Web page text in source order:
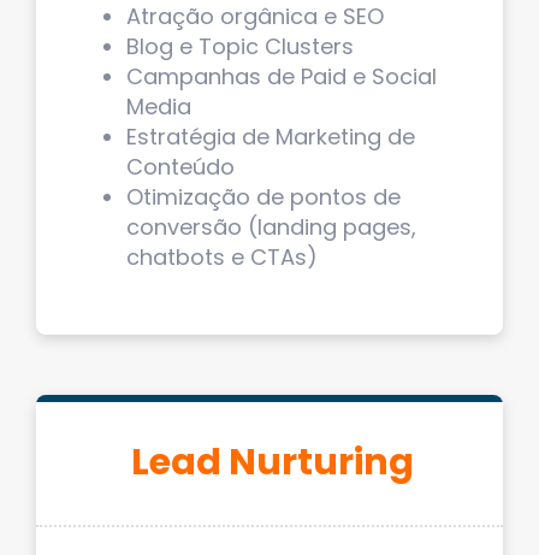
Atração orgânica e SEO
Blog e Topic Clusters
Campanhas de Paid e Social
Media
Estratégia de Marketing de
Conteúdo
Otimização de pontos de
conversão (landing pages,
chatbots e CTAs)
Lead Nurturing